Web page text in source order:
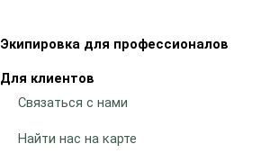
Экипировка для профессионалов
Для клиентов
Связаться с нами
Найти нас на карте